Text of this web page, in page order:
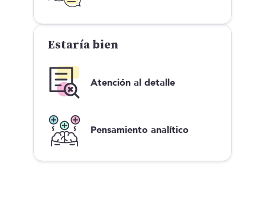
Estaría bien
Atención al detalle
Pensamiento analítico